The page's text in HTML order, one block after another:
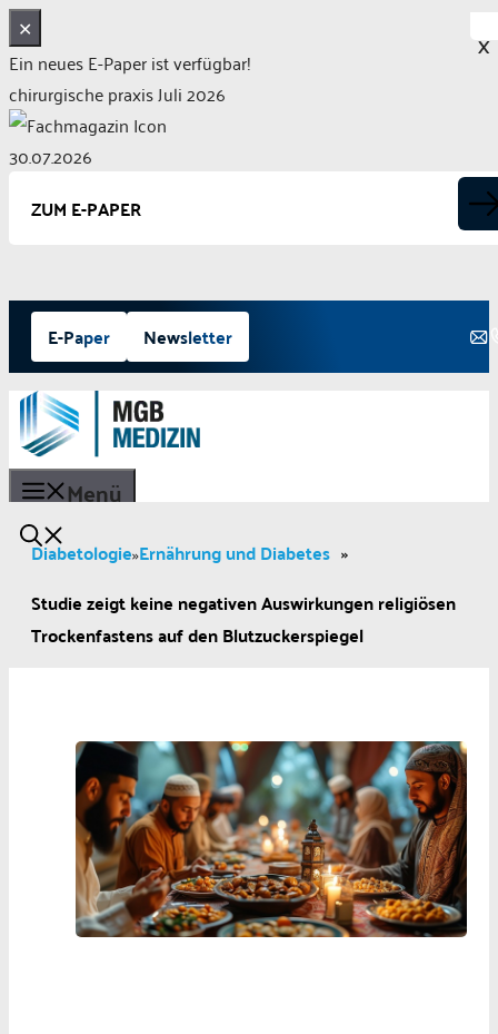
✕
Ein neues E-Paper ist verfügbar!
chirurgische praxis Juli 2026
30.07.2026
ZUM E-PAPER
Zum
Inhalt
springen
E-Paper Newsletter
Menü
Diabetologie»Ernährung und Diabetes »
Studie zeigt keine negativen Auswirkungen religiösen
Trockenfastens auf den Blutzuckerspiegel
X